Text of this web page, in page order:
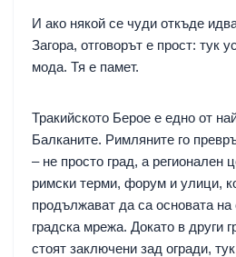
И ако някой се чуди откъде
Загора, отговорът е прост: тук
мода. Тя е памет.
Тракийското Берое е едно от
Балканите. Римляните го
– не просто град, а регионален
римски терми, форум и улици,
продължават да са основата
градска мрежа. Докато в други
стоят заключени зад огради,